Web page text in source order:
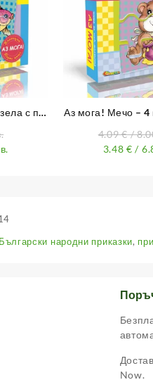
с по
Аз мога! Мечо – 4
4.09€/
3.48€ /
Български народни приказки,
Now.